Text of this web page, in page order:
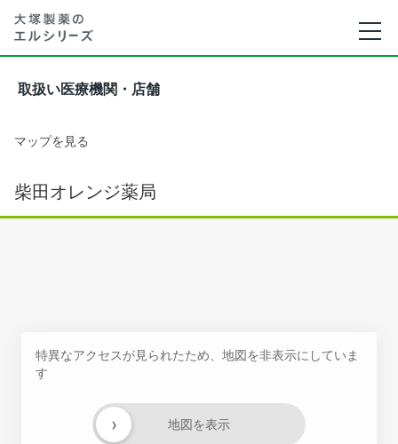
取扱い医療機関・店舗
マップを見る
柴田オレンジ薬局
特異なアクセスが見られたため、地図を非表示にしていま
す
地図を表示
›